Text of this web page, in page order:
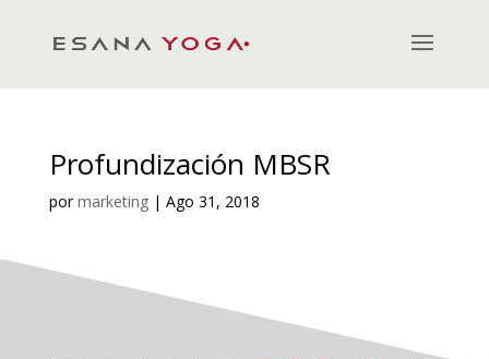
Profundización MBSR
pormarketing| Ago 31, 2018